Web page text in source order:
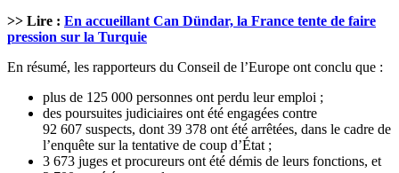
>> Lire : En accueillant Can Dündar, la France tente de faire
pression sur la Turquie
En résumé, les rapporteurs du Conseil de l’Europe ont conclu que :
plus de 125 000 personnes ont perdu leur emploi ;
des poursuites judiciaires ont été engagées contre
92 607 suspects, dont 39 378 ont été arrêtées, dans le cadre de
l’enquête sur la tentative de coup d’État ;
3 673 juges et procureurs ont été démis de leurs fonctions, et